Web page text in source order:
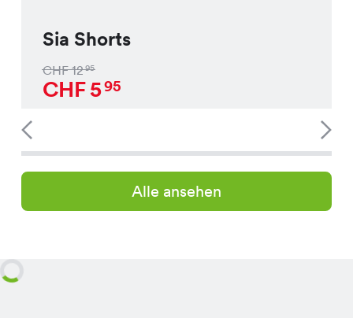
Sia Shorts
CHF1295
CHF595
Alle ansehen